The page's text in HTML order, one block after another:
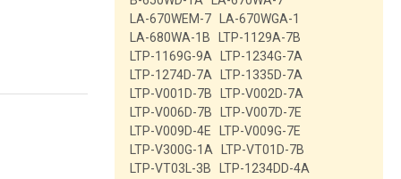
LA-670WEM-7
LA-670WGA-1
LA-680WA-1B
LTP-1129A-7B
LTP-1169G-9A
LTP-1234G-7A
LTP-1274D-7A
LTP-1335D-7A
LTP-V001D-7B
LTP-V002D-7A
LTP-V006D-7B
LTP-V007D-7E
LTP-V009D-4E
LTP-V009G-7E
LTP-V300G-1A
LTP-VT01D-7B
LTP-VT03L-3B
LTP-1234DD-4A